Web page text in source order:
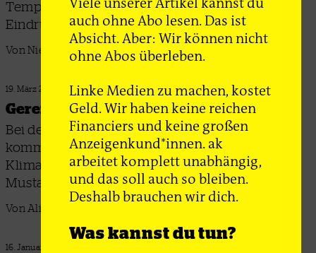
Tempelhof gegen arme Menschen prozessiert –
Eindrücke aus einer Langzeit­beobachtung
Von Niels Seibert
19. März 2024
Gereizte Stimmung, hohe Erwartungen
Bei den Tarifverhandlungen für den
kommunalen Nahverkehr kämpfen ver.di und
Klimabewegung gemeinsam – die Busfahrer
Mustafa Ekit und Gökhan Sert sind mittendrin
Von Alix Arnold
16. Januar 2024
auch ohne Abo lesen. Das ist
Absicht. Aber: Wir können nicht
ohne Abos überleben.
Linke Medien zu machen, kostet
Geld. Wir haben keine reichen
Financiers und keine großen
Anzeigenkund*innen. ak
arbeitet komplett unabhängig,
und das soll auch so bleiben.
Deshalb brauchen wir dich.
Was kannst du tun?